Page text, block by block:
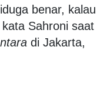
benar, kalau
Sahroni saat
di Jakarta,